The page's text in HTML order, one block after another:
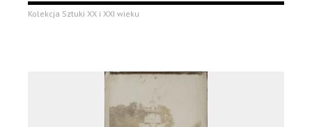
Kolekcja Sztuki XX i XXI wieku